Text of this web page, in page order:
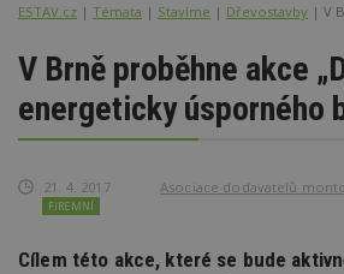
ESTAV.cz Témata Stavíme Dřevostavby V
V Brně proběhne akce
energeticky úsporného
21. 4. 2017 Asociace dodavatelů
FIREMNÍ
Cílem této akce, které se bude